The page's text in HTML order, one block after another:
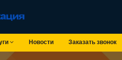
Новости Заказать звонок